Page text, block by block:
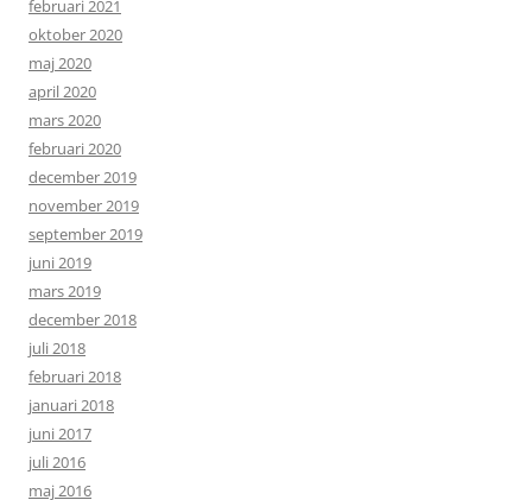
februari 2021
oktober 2020
maj 2020
april 2020
mars 2020
februari 2020
december 2019
november 2019
september 2019
juni 2019
mars 2019
december 2018
juli 2018
februari 2018
januari 2018
juni 2017
juli 2016
maj 2016